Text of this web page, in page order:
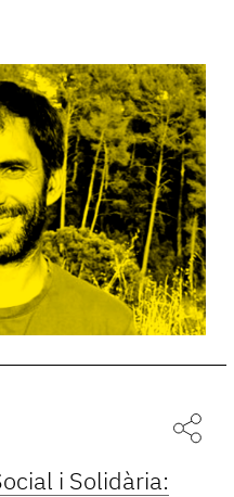
i Solidària: